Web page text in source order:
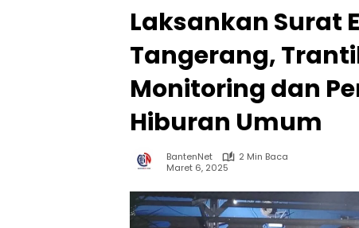
Laksankan Surat
Tangerang,
Monitoring dan
Hiburan Umum
BantenNet
2 Min Baca
Maret 6, 2025